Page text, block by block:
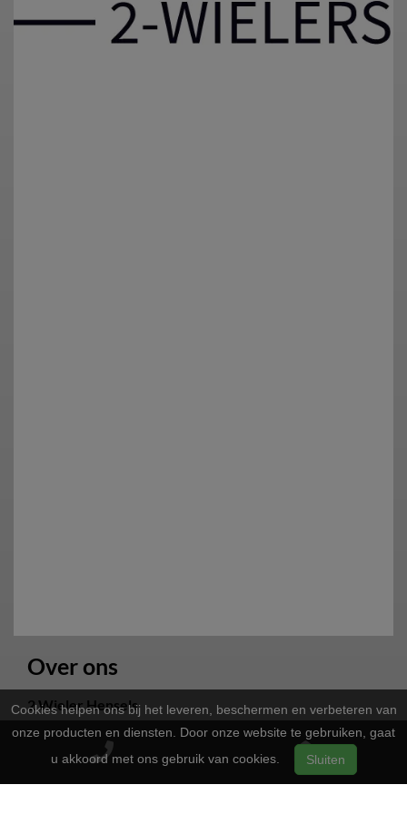
Over ons
2 Wieler Hensels
Overstraat 16
6151CNMunstergeleen
Telefoon:046 4110670
Cookies helpen ons bij het leveren, beschermen en verbeteren van
onze producten en diensten. Door onze website te gebruiken, gaat
u akkoord met ons gebruik van cookies.
Sluiten